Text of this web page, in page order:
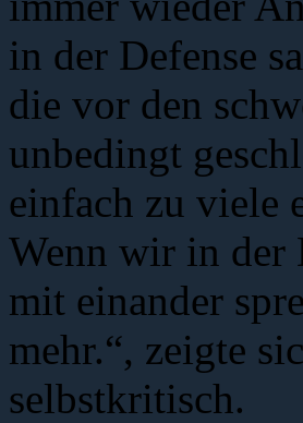
in der Defense
die vor den
unbedingt
einfach zu viele
Wenn wir in der
mit einander
mehr.“, zeigte
selbstkritisch.